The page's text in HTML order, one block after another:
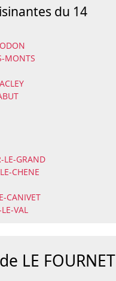
du 14
MONTS
LE-GRAND
CHENE
CANIVET
VAL
LE FOURNET